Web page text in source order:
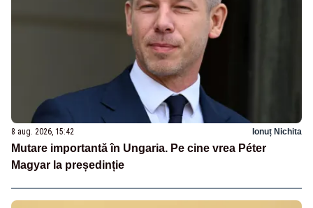
8 aug. 2026, 15:42 Ionuț Nichita
Mutare importantă în Ungaria. Pe cine vrea Péter
Magyar la președinție